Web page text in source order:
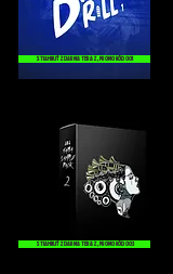
STIAHNUŤ ZDARMA TERAZ, PROMO KÓD 001
STIAHNUŤ ZDARMA TERAZ, PROMO KÓD 003